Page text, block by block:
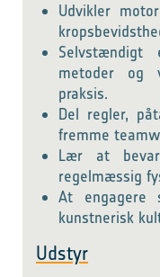
Udvikler
Selvstændigt
metoder og
praksis.
Del regler,
fremme
Lær at
regelmæssig
At
kunstnerisk
Udstyr